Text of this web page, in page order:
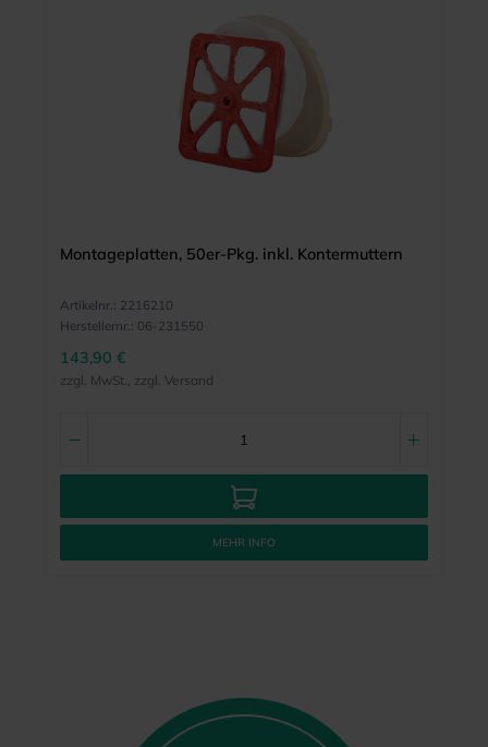
Montageplatten, 50er-Pkg. inkl. Kontermuttern
Artikelnr.: 2216210
Herstellernr.: 06-231550
143,90 €
zzgl. MwSt., zzgl. Versand
MEHR INFO